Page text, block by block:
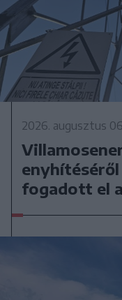
2026. augusztus
fogadott el